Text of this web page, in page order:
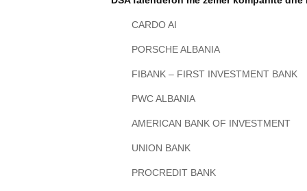
CARDO AI
PORSCHE ALBANIA
FIBANK – FIRST INVESTMENT BANK
PWC ALBANIA
AMERICAN BANK OF INVESTMENT
UNION BANK
PROCREDIT BANK